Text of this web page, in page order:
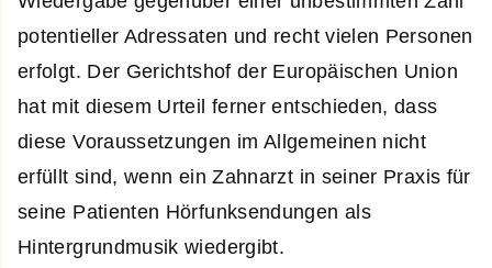
potentieller Adressaten und recht vielen Personen
erfolgt. Der Gerichtshof der Europäischen Union
hat mit diesem Urteil ferner entschieden, dass
diese Voraussetzungen im Allgemeinen nicht
erfüllt sind, wenn ein Zahnarzt in seiner Praxis für
seine Patienten Hörfunksendungen als
Hintergrundmusik wiedergibt.